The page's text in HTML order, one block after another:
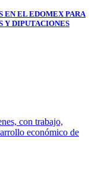
EN EL EDOMEX PARA
Y DIPUTACIONES